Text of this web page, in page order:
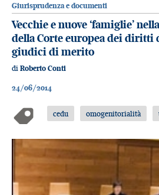
Giurisprudenza e documenti
Vecchie e nuove ‘famiglie’
della Corte europea dei diritti
giudici di merito
di Roberto Conti
24/06/2014
cedu omogenitorialità